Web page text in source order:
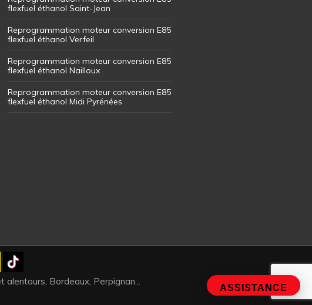
flexfuel éthanol Saint-Jean
Reprogrammation moteur conversion E85
flexfuel éthanol Verfeil
Reprogrammation moteur conversion E85
flexfuel éthanol Nailloux
Reprogrammation moteur conversion E85
flexfuel éthanol Midi Pyrénées
Bordeaux, Perpignan...
ASSISTANCE